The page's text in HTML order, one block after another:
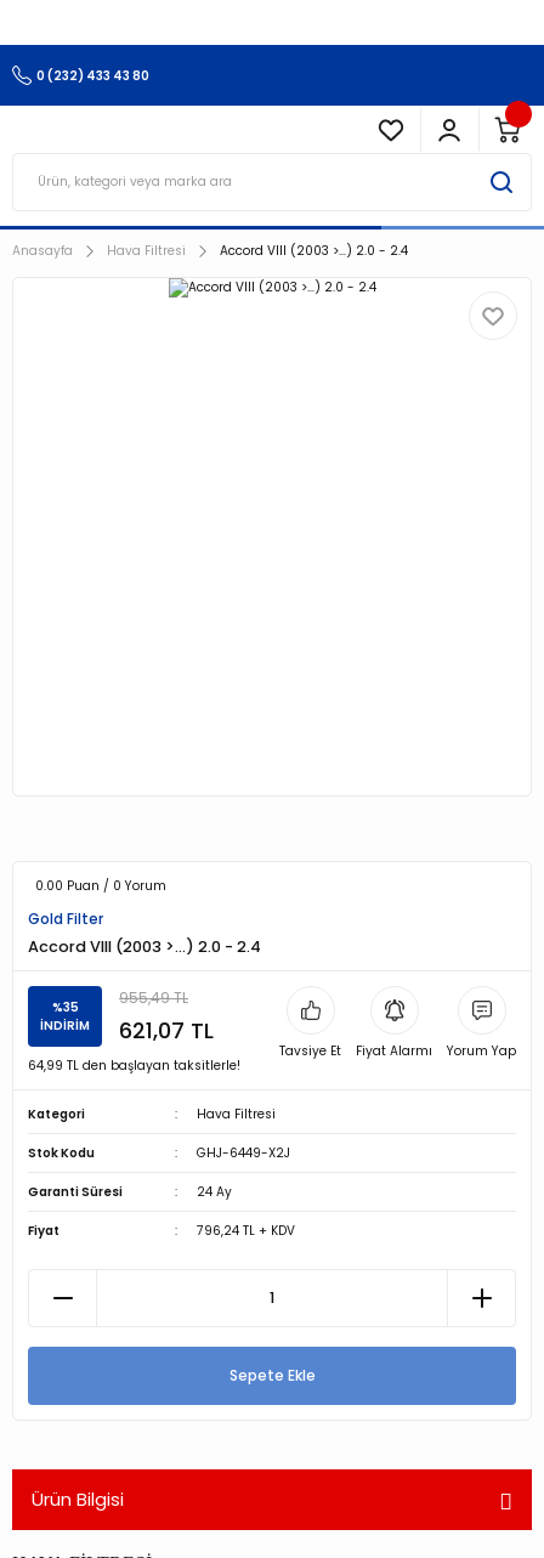
0 (232) 433 43 80
Anasayfa Hava Filtresi Accord VIII (2003 >…) 2.0 - 2.4
0.00 Puan / 0 Yorum
Gold Filter
Accord VIII (2003 >…) 2.0 - 2.4
%35
İNDİRİM
955,49 TL
621,07 TL
64,99 TL den başlayan taksitlerle!
Tavsiye Et Fiyat Alarmı Yorum Yap
Kategori Hava Filtresi
Stok Kodu GHJ-6449-X2J
Garanti Süresi 24 Ay
Fiyat 796,24 TL + KDV
Sepete Ekle
Ürün Bilgisi